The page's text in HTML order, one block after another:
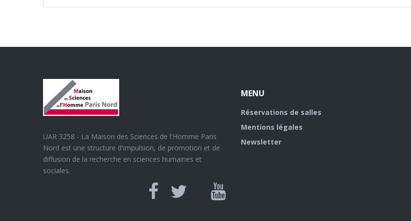
UAR 3258 - La Maison des Sciences de l'Homme Paris
Nord est une structure d'impulsion, de promotion et de
diffusion de la recherche en sciences humaines et
sociales.
Canal
MENU
Réservations de salles
Mentions légales
Newsletter